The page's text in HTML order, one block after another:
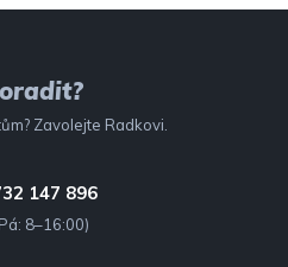
Zavolejte Radkovi.
147 896
8–16:00)